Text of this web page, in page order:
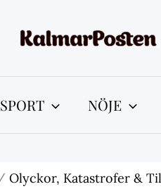
SPORT NÖJE
Olyckor, Katastrofer &